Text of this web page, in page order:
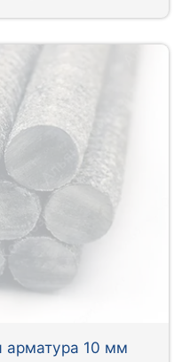
арматура 10 мм